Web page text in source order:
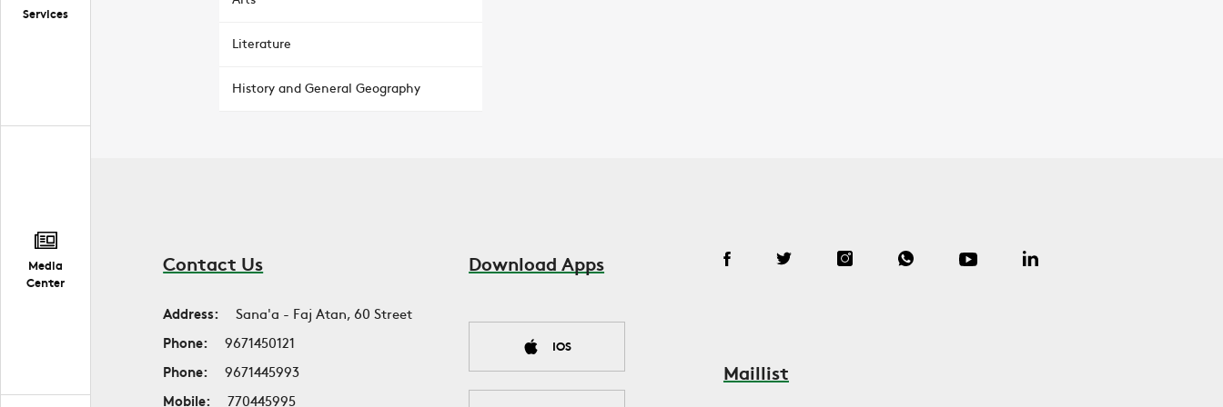
Services
Media
Center
Literature
History and General Geography
Contact Us
Address:
Sana'a - Faj Atan, 60 Street
Phone:
9671450121
Phone:
9671445993
Mobile:
770445995
Download Apps
IOS
Maillist